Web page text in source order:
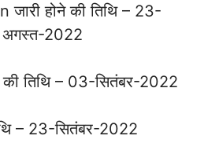
होने की तिथि – 23-
अगस्त-2022
तिथि – 03-सितंबर-2022
– 23-सितंबर-2022